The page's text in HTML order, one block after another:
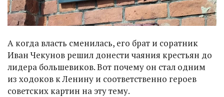
А когда власть сменилась, его брат и соратник
Иван Чекунов решил донести чаяния крестьян до
лидера большевиков. Вот почему он стал одним
из ходоков к Ленину и соответственно героев
советских картин на эту тему.